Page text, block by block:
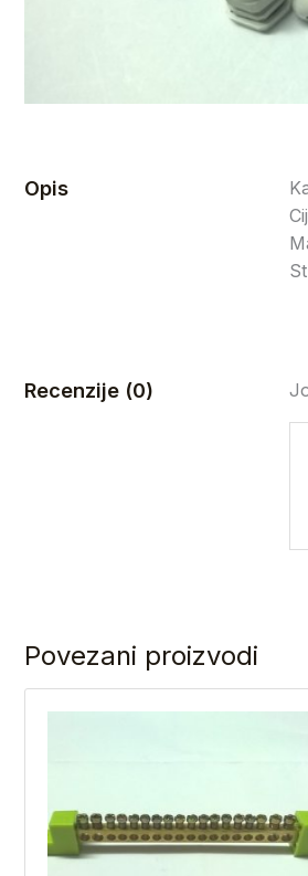
Opis
Recenzije (0)
Povezani proizvodi